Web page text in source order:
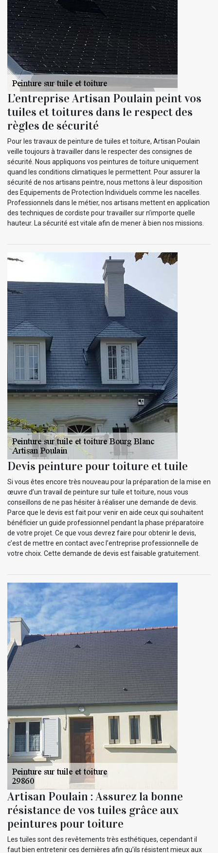
L’entreprise Artisan Poulain peint vos
tuiles et toitures dans le respect des
règles de sécurité
Pour les travaux de peinture de tuiles et toiture, Artisan Poulain
veille toujours à travailler dans le respecter des consignes de
sécurité. Nous appliquons vos peintures de toiture uniquement
quand les conditions climatiques le permettent. Pour assurer la
sécurité de nos artisans peintre, nous mettons à leur disposition
des Equipements de Protection Individuels comme les nacelles.
Professionnels dans le métier, nos artisans mettent en application
des techniques de cordiste pour travailler sur n’importe quelle
hauteur. La sécurité est vitale afin de mener à bien nos missions.
Devis peinture pour toiture et tuile
Si vous êtes encore très nouveau pour la préparation de la mise en
œuvre d’un travail de peinture sur tuile et toiture, nous vous
conseillons de ne pas hésiter à réaliser une demande de devis.
Parce que le devis est fait pour venir en aide ceux qui souhaitent
bénéficier un guide professionnel pendant la phase préparatoire
de votre projet. Ce que vous devrez faire pour obtenir le devis,
c’est de mettre en contact avec l’entreprise professionnelle de
votre choix. Cette demande de devis est faisable gratuitement.
Artisan Poulain : Assurez la bonne
résistance de vos tuiles grâce aux
peintures pour toiture
Les tuiles sont des revêtements très esthétiques, cependant il
faut bien entretenir ces dernières afin qu’ils résistent mieux aux